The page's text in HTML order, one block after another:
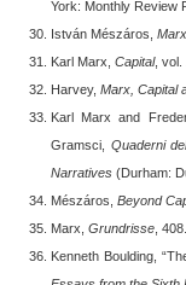
York: Monthly Review
István Mészáros,
Karl Marx, Capital, vol.
Harvey, Marx, Capital
Karl Marx and
Gramsci, Quaderni
Narratives (Durham:
Mészáros, Beyond
Marx, Grundrisse , 408.
Kenneth Boulding,